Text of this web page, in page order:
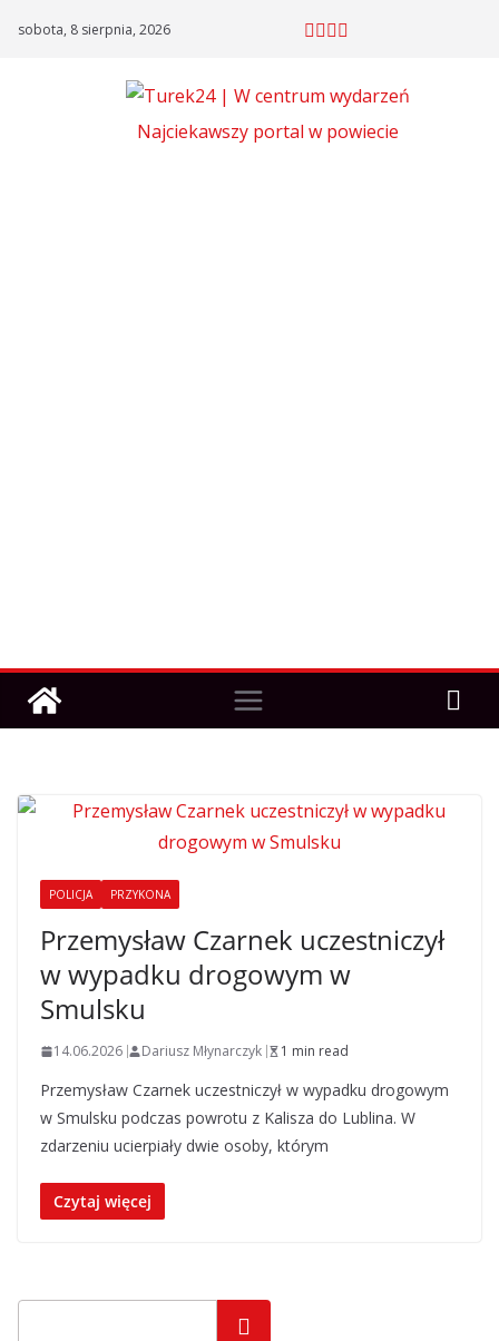
sobota, 8 sierpnia, 2026
Najciekawszy portal w powiecie
POLICJA PRZYKONA
Przemysław Czarnek uczestniczył
w wypadku drogowym w
Smulsku
14.06.2026 Dariusz Młynarczyk 1 min read
Przemysław Czarnek uczestniczył w wypadku drogowym
w Smulsku podczas powrotu z Kalisza do Lublina. W
zdarzeniu ucierpiały dwie osoby, którym
Czytaj więcej
Szukaj